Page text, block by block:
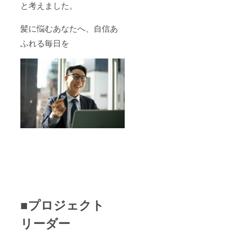
と考えました。
髪に悩むあなたへ、自信あ
ふれる毎日を
■プロジェクト
リーダー